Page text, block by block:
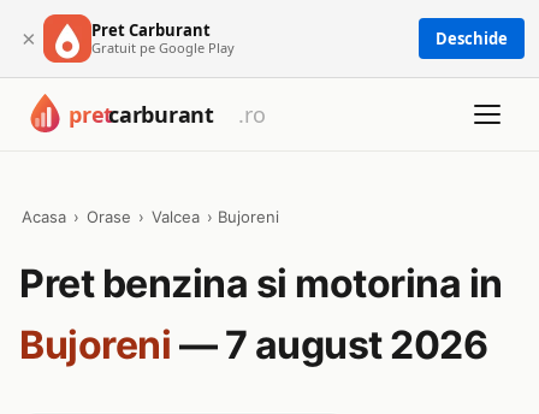
× Pret Carburant
Gratuit pe Google Play Deschide
Acasa › Orase › Valcea › Bujoreni
Pret benzina si motorina in
Bujoreni — 7 august 2026